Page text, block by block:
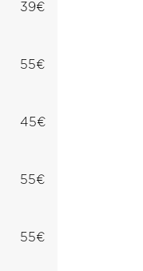
39€
55€
45€
55€
55€